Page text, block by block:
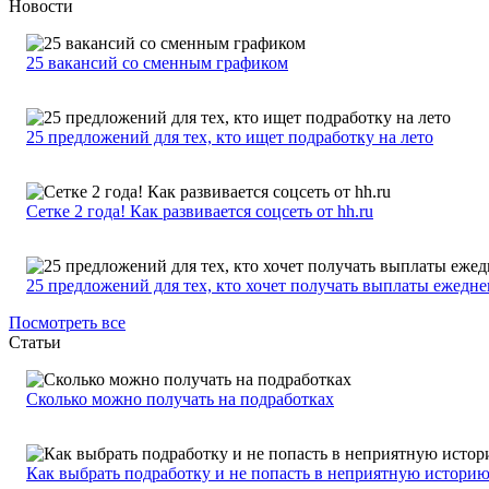
Новости
25 вакансий со сменным графиком
25 предложений для тех, кто ищет подработку на лето
Сетке 2 года! Как развивается соцсеть от hh.ru
25 предложений для тех, кто хочет получать выплаты
Посмотреть все
Статьи
Сколько можно получать на подработках
Как выбрать подработку и не попасть в неприятную историю